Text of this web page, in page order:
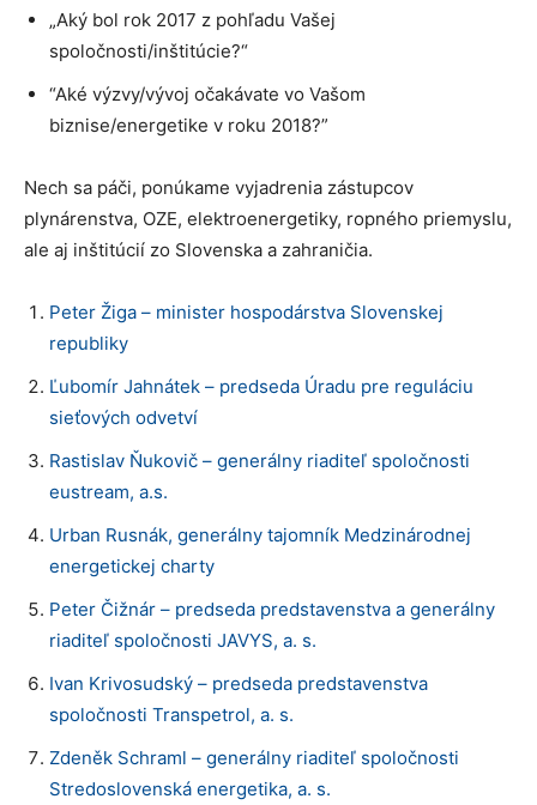
„Aký bol rok 2017 z pohľadu Vašej
spoločnosti/inštitúcie?“
“Aké výzvy/vývoj očakávate vo Vašom
biznise/energetike v roku 2018?”
Nech sa páči, ponúkame vyjadrenia zástupcov
plynárenstva, OZE, elektroenergetiky, ropného priemyslu,
ale aj inštitúcií zo Slovenska a zahraničia.
Peter Žiga – minister hospodárstva Slovenskej
republiky
Ľubomír Jahnátek – predseda Úradu pre reguláciu
sieťových odvetví
Rastislav Ňukovič – generálny riaditeľ spoločnosti
eustream, a.s.
Urban Rusnák, generálny tajomník Medzinárodnej
energetickej charty
Peter Čižnár – predseda predstavenstva a generálny
riaditeľ spoločnosti JAVYS, a. s.
Ivan Krivosudský – predseda predstavenstva
spoločnosti Transpetrol, a. s.
Zdeněk Schraml – generálny riaditeľ spoločnosti
Stredoslovenská energetika, a. s.